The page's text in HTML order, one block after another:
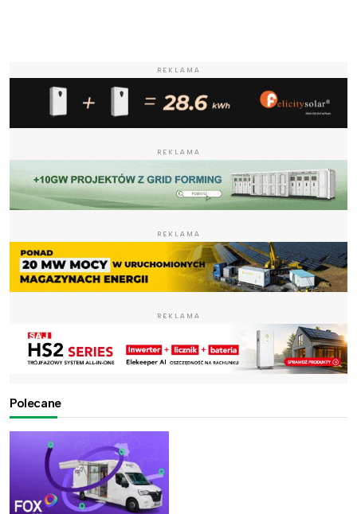
REKLAMA
REKLAMA
REKLAMA
REKLAMA
Polecane